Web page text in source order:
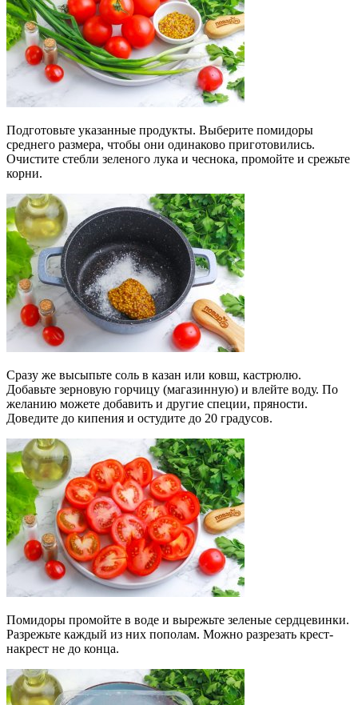
Подготовьте указанные продукты. Выберите помидоры
среднего размера, чтобы они одинаково приготовились.
Очистите стебли зеленого лука и чеснока, промойте и срежьте
корни.
Сразу же высыпьте соль в казан или ковш, кастрюлю.
Добавьте зерновую горчицу (магазинную) и влейте воду. По
желанию можете добавить и другие специи, пряности.
Доведите до кипения и остудите до 20 градусов.
Помидоры промойте в воде и вырежьте зеленые сердцевинки.
Разрежьте каждый из них пополам. Можно разрезать крест-
накрест не до конца.